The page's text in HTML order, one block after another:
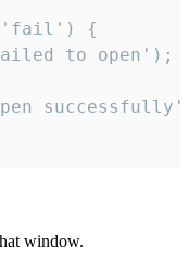
'fail') {
to open');
window.